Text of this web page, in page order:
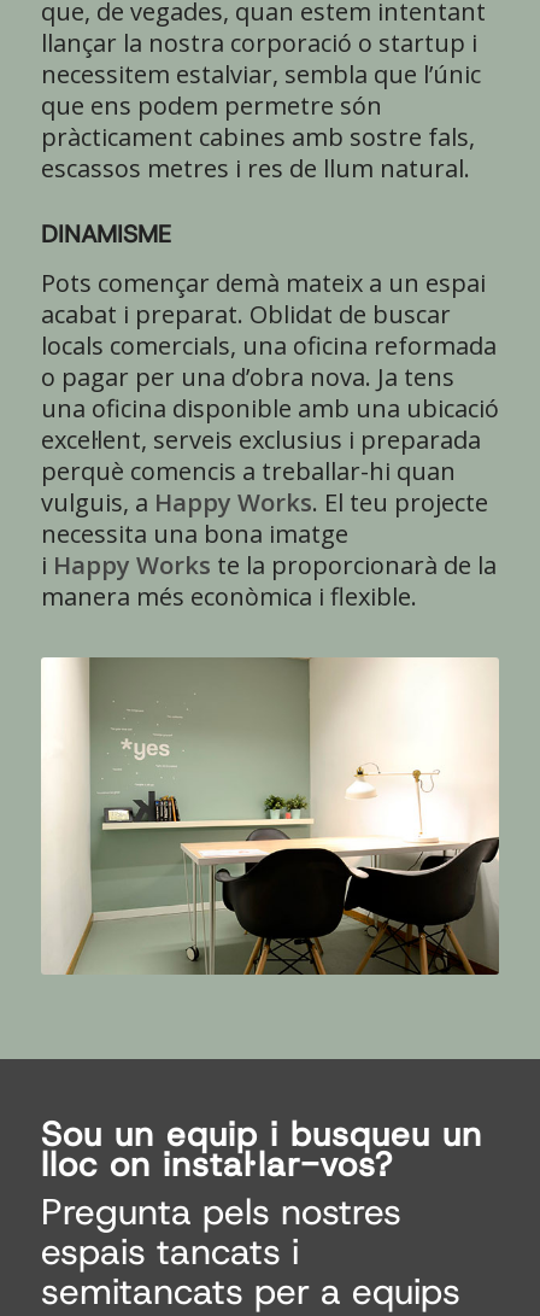
que, de vegades, quan estem intentant
llançar la nostra corporació o startup i
necessitem estalviar, sembla que l’únic
que ens podem permetre són
pràcticament cabines amb sostre fals,
escassos metres i res de llum natural.
DINAMISME
Pots començar demà mateix a un espai
acabat i preparat. Oblidat de buscar
locals comercials, una oficina reformada
o pagar per una d’obra nova. Ja tens
una oficina disponible amb una ubicació
excel·lent, serveis exclusius i preparada
perquè comencis a treballar-hi quan
vulguis, a Happy Works. El teu projecte
necessita una bona imatge
i Happy Works te la proporcionarà de la
manera més econòmica i flexible.
Sou un equip i busqueu un
lloc on instal·lar-vos?
Pregunta pels nostres
espais tancats i
semitancats per a equips